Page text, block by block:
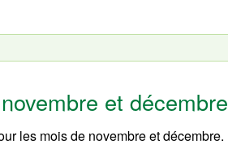
et décembre
les mois de novembre et décembre.